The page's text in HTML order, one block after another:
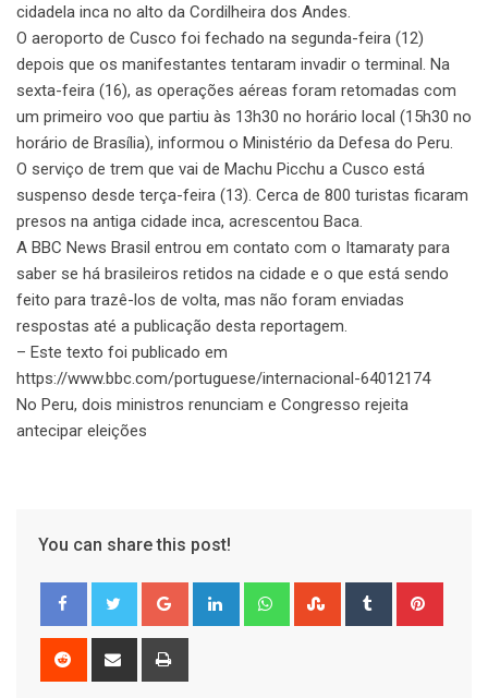
cidadela inca no alto da Cordilheira dos Andes.
O aeroporto de Cusco foi fechado na segunda-feira (12)
depois que os manifestantes tentaram invadir o terminal. Na
sexta-feira (16), as operações aéreas foram retomadas com
um primeiro voo que partiu às 13h30 no horário local (15h30 no
horário de Brasília), informou o Ministério da Defesa do Peru.
O serviço de trem que vai de Machu Picchu a Cusco está
suspenso desde terça-feira (13). Cerca de 800 turistas ficaram
presos na antiga cidade inca, acrescentou Baca.
A BBC News Brasil entrou em contato com o Itamaraty para
saber se há brasileiros retidos na cidade e o que está sendo
feito para trazê-los de volta, mas não foram enviadas
respostas até a publicação desta reportagem.
– Este texto foi publicado em
https://www.bbc.com/portuguese/internacional-64012174
No Peru, dois ministros renunciam e Congresso rejeita
antecipar eleições
You can share this post!
Google+ LinkedIn WhatsappStumbleUpon
Tumblr
Reddit
Share